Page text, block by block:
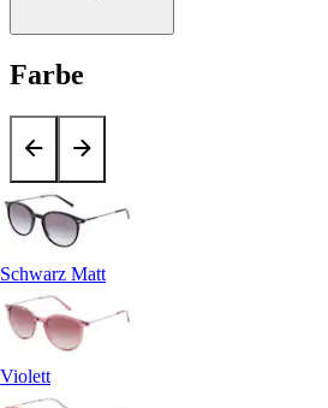
Farbe
Schwarz Matt
Violett